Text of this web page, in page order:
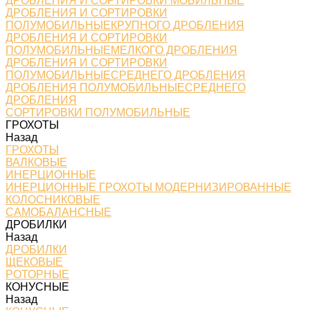
ДРОБЛЕНИЯ И СОРТИРОВКИ
ПОЛУМОБИЛЬНЫЕКРУПНОГО ДРОБЛЕНИЯ
ДРОБЛЕНИЯ И СОРТИРОВКИ
ПОЛУМОБИЛЬНЫЕМЕЛКОГО ДРОБЛЕНИЯ
ДРОБЛЕНИЯ И СОРТИРОВКИ
ПОЛУМОБИЛЬНЫЕСРЕДНЕГО ДРОБЛЕНИЯ
ДРОБЛЕНИЯ ПОЛУМОБИЛЬНЫЕСРЕДНЕГО
ДРОБЛЕНИЯ
СОРТИРОВКИ ПОЛУМОБИЛЬНЫЕ
ГРОХОТЫ
Назад
ГРОХОТЫ
ВАЛКОВЫЕ
ИНЕРЦИОННЫЕ
ИНЕРЦИОННЫЕ ГРОХОТЫ МОДЕРНИЗИРОВАННЫЕ
КОЛОСНИКОВЫЕ
САМОБАЛАНСНЫЕ
ДРОБИЛКИ
Назад
ДРОБИЛКИ
ЩЕКОВЫЕ
РОТОРНЫЕ
КОНУСНЫЕ
Назад